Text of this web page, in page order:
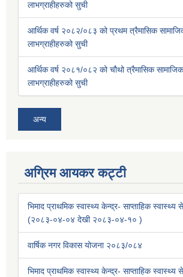
लाभग्राहीहरुको सुची
आर्थिक वर्ष २०८२/०८३ को प्रथम त्रैमासिक सामाजिक
लाभग्राहीहरुको सुची
आर्थिक वर्ष २०८१/०८२ को चौथो त्रैमासिक सामाजिक
लाभग्राहीहरुको सुची
अन्य
अग्रिम आयकर कट्टी
भिमाद प्राथमिक स्वास्थ्य केन्द्र- साप्ताहिक स्वास्थ्य
(२०८३-०४-०४ देखी २०८३-०४-१० )
वार्षिक नगर विकास योजना २०८३/०८४
भिमाद प्राथमिक स्वास्थ्य केन्द्र- साप्ताहिक स्वास्थ्य